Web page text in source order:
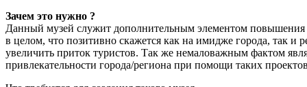
Зачем это нужно ?
Данный музей служит дополнительным элементом повышения
в целом, что позитивно скажется как на имидже города, так и
увеличить приток туристов. Так же немаловажным фактом
привлекательности города/региона при помощи таких